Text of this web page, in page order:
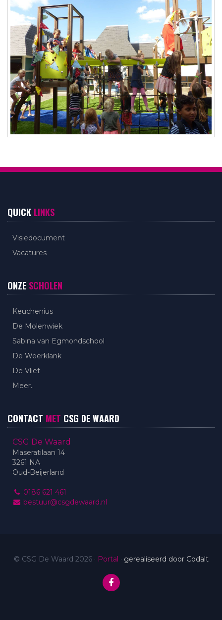
QUICK LINKS
Visiedocument
Vacatures
ONZE SCHOLEN
Keuchenius
De Molenwiek
Sabina van Egmondschool
De Weerklank
De Vliet
Meer..
CONTACT MET CSG DE WAARD
CSG De Waard
Maseratilaan 14
3261 NA
Oud-Beijerland
0186 621 461
bestuur@csgdewaard.nl
© CSG De Waard 2026 · Portal · gerealiseerd door Codalt